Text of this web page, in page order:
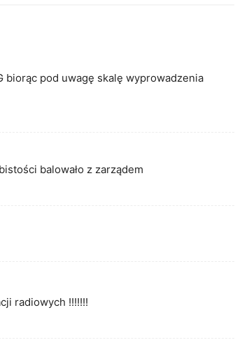
biorąc pod uwagę skalę wyprowadzenia
balowało z zarządem
radiowych !!!!!!!